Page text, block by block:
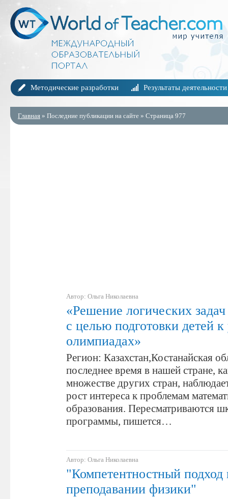
Методические разработки Результаты деятельности
Главная » Последние публикации на сайте » Страница 977
Автор: Ольга Николаевна
«Решение логических
с целью подготовки детей
олимпиадах»
Регион: Казахстан,Костанайская
последнее время в нашей стране,
множестве других стран,
рост интереса к проблемам
образования. Пересматриваются
программы, пишется…
Автор: Ольга Николаевна
"Компетентностный подход
преподавании физики"